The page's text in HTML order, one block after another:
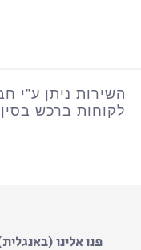
לקוחות ברכש בסין
פנו אלינו